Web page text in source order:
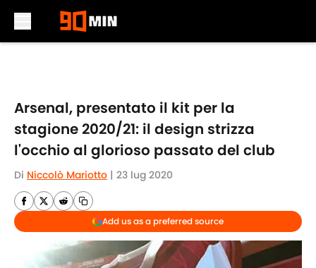
Arsenal, presentato il kit per la
stagione 2020/21: il design strizza
l'occhio al glorioso passato del club
Di Niccolò Mariotto | 23 lug 2020
Add us as a preferred source